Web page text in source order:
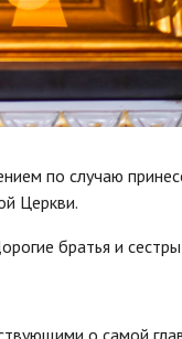
по случаю
Церкви.
братья и